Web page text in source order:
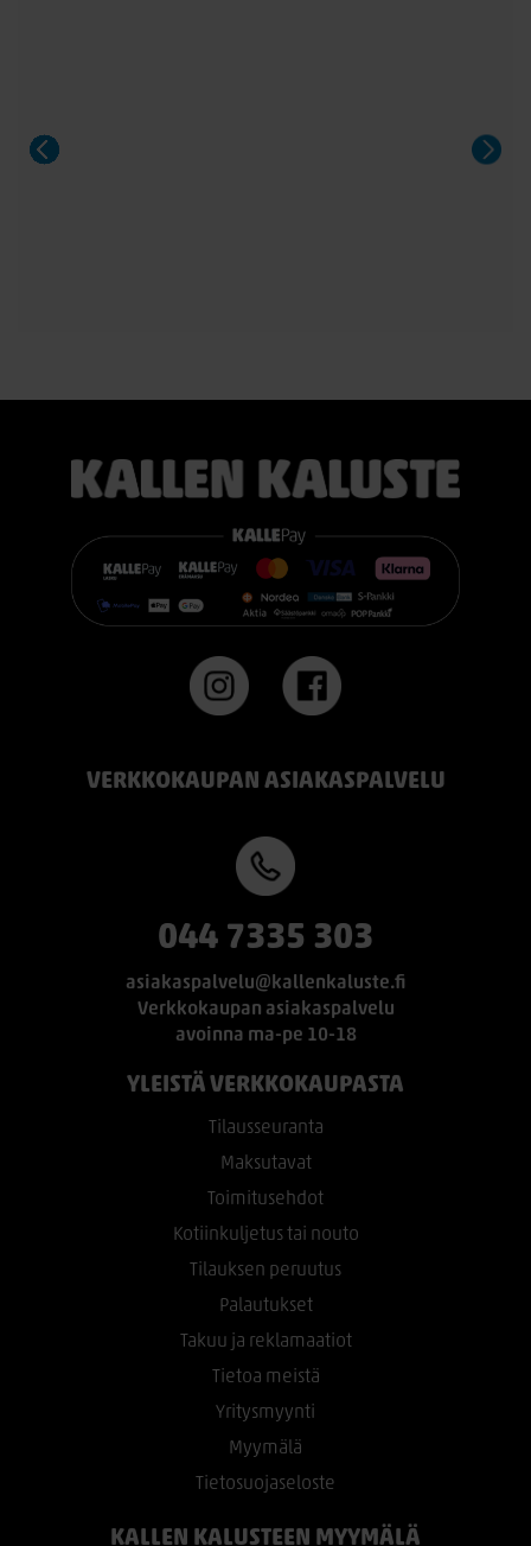
illallisiin.
VERKKOKAUPAN ASIAKASPALVELU
044 7335 303
asiakaspalvelu@kallenkaluste.fi
Verkkokaupan asiakaspalvelu
avoinna ma-pe 10-18
YLEISTÄ VERKKOKAUPASTA
Tilausseuranta
Maksutavat
Toimitusehdot
Kotiinkuljetus tai nouto
Tilauksen peruutus
Palautukset
Takuu ja reklamaatiot
Tietoa meistä
Yritysmyynti
Myymälä
Tietosuojaseloste
KALLEN KALUSTEEN MYYMÄLÄ